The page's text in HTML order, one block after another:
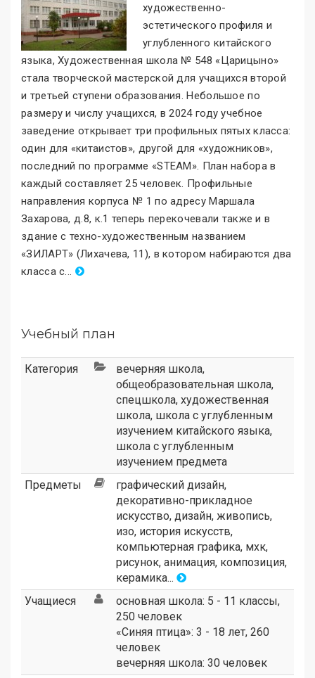
художественно-
эстетического профиля и
углубленного китайского
языка, Художественная школа № 548 «Царицыно»
стала творческой мастерской для учащихся второй
и третьей ступени образования. Небольшое по
размеру и числу учащихся, в 2024 году учебное
заведение открывает три профильных пятых класса:
один для «китаистов», другой для «художников»,
последний по программе «STEAM». План набора в
каждый составляет 25 человек. Профильные
направления корпуса № 1 по адресу Маршала
Захарова, д.8, к.1 теперь перекочевали также и в
здание с техно-художественным названием
«ЗИЛАРТ» (Лихачева, 11), в котором набираются два
класса с...
Учебный план
Категория вечерняя школа,
общеобразовательная школа,
спецшкола, художественная
школа, школа с углубленным
изучением китайского языка,
школа с углубленным
изучением предмета
Предметы
графический дизайн,
декоративно-прикладное
искусство, дизайн, живопись,
изо, история искусств,
компьютерная графика, мхк,
рисунок, анимация, композиция,
керамика...
Учащиеся
основная школа: 5 - 11 классы,
250 человек
«Синяя птица»: 3 - 18 лет, 260
человек
вечерняя школа: 30 человек